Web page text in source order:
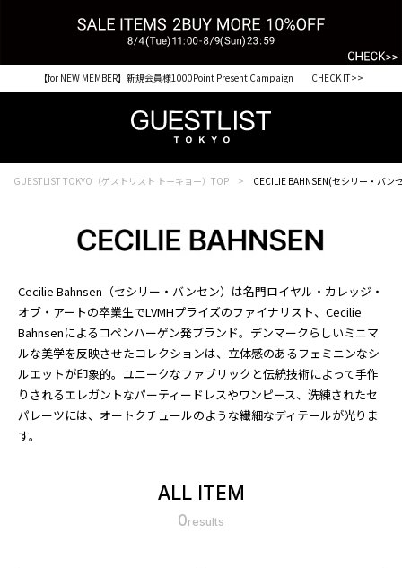
【for NEW MEMBER】新規会員様1000Point Present Campaign CHECK IT>>
GUESTLIST TOKYO（ゲストリスト トーキョー）TOP CECILIE BAHNSEN(セシリー・バン
Cecilie Bahnsen（セシリー・バンセン）は名門ロイヤル・カレッジ・
オブ・アートの卒業生でLVMHプライズのファイナリスト、Cecilie
Bahnsenによるコペンハーゲン発ブランド。デンマークらしいミニマ
ルな美学を反映させたコレクションは、立体感のあるフェミニンなシ
ルエットが印象的。ユニークなファブリックと伝統技術によって手作
りされるエレガントなパーティードレスやワンピース、洗練されたセ
パレーツには、オートクチュールのような繊細なディテールが光りま
す。
ALL ITEM
0results